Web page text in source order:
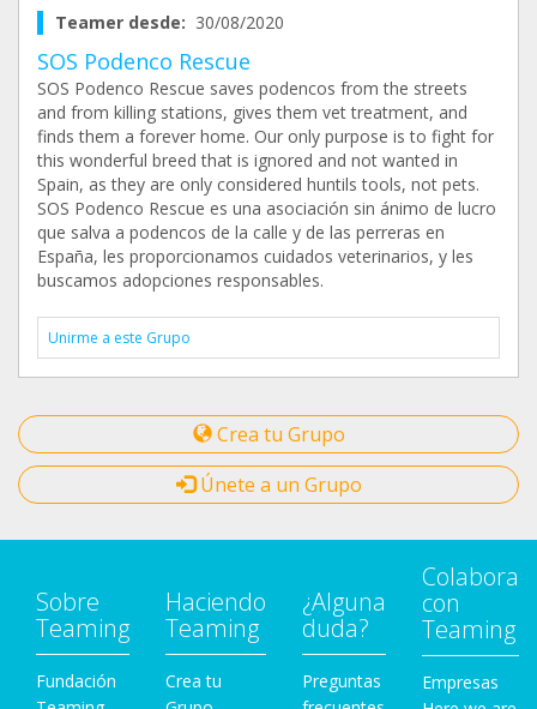
Teamer desde: 30/08/2020
SOS Podenco Rescue
SOS Podenco Rescue saves podencos from the streets
and from killing stations, gives them vet treatment, and
finds them a forever home. Our only purpose is to fight for
this wonderful breed that is ignored and not wanted in
Spain, as they are only considered huntils tools, not pets.
SOS Podenco Rescue es una asociación sin ánimo de lucro
que salva a podencos de la calle y de las perreras en
España, les proporcionamos cuidados veterinarios, y les
buscamos adopciones responsables.
Unirme a este Grupo
Crea tu Grupo
Únete a un Grupo
Sobre
Teaming
Fundación
Haciendo
Teaming
Crea tu
¿Alguna
duda?
Preguntas
Colabora
con
Teaming
Empresas